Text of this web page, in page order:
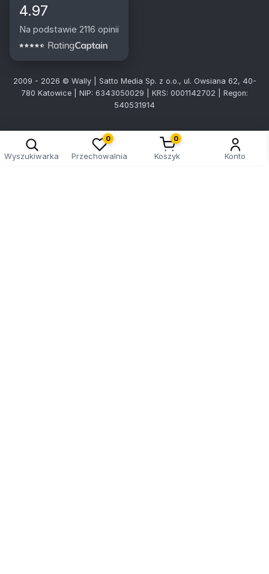
4.97
Na podstawie 2116 opinii
2009 - 2026 © Wally | Satto Media Sp. z o.o., ul. Owsiana 62, 40-
780 Katowice | NIP: 6343050029 | KRS: 0001142702 | Regon:
540531914
Wyszukiwarka
0
Przechowalnia
0
Koszyk Konto